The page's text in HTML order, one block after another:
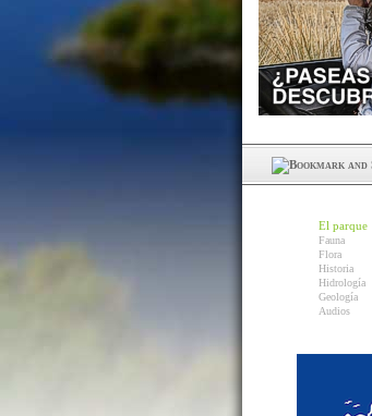
El parque
Fauna
Flora
Historia
Hidrología
Geología
Audios